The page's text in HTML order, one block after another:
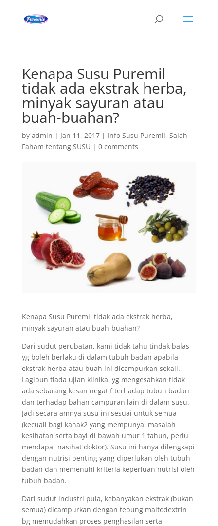
Kenapa Susu Puremil
tidak ada ekstrak herba,
minyak sayuran atau
buah-buahan?
by admin | Jan 11, 2017| Info Susu Puremil, Salah
Faham tentang SUSU | 0 comments
Kenapa Susu Puremil tidak ada ekstrak herba,
minyak sayuran atau buah-buahan?
Dari sudut perubatan, kami tidak tahu tindak balas
yg boleh berlaku di dalam tubuh badan apabila
ekstrak herba atau buah ini dicampurkan sekali.
Lagipun tiada ujian klinikal yg mengesahkan tidak
ada sebarang kesan negatif terhadap tubuh badan
dan terhadap bahan campuran lain di dalam susu.
Jadi secara amnya susu ini sesuai untuk semua
(kecuali bagi kanak2 yang mempunyai masalah
kesihatan serta bayi di bawah umur 1 tahun, perlu
mendapat nasihat doktor). Susu ini hanya dilengkapi
dengan nutrisi penting yang diperlukan oleh tubuh
badan dan memenuhi kriteria keperluan nutrisi oleh
tubuh badan.
Dari sudut industri pula, kebanyakan ekstrak (bukan
semua) dicampurkan dengan tepung maltodextrin
bg memudahkan proses penghasilan serta